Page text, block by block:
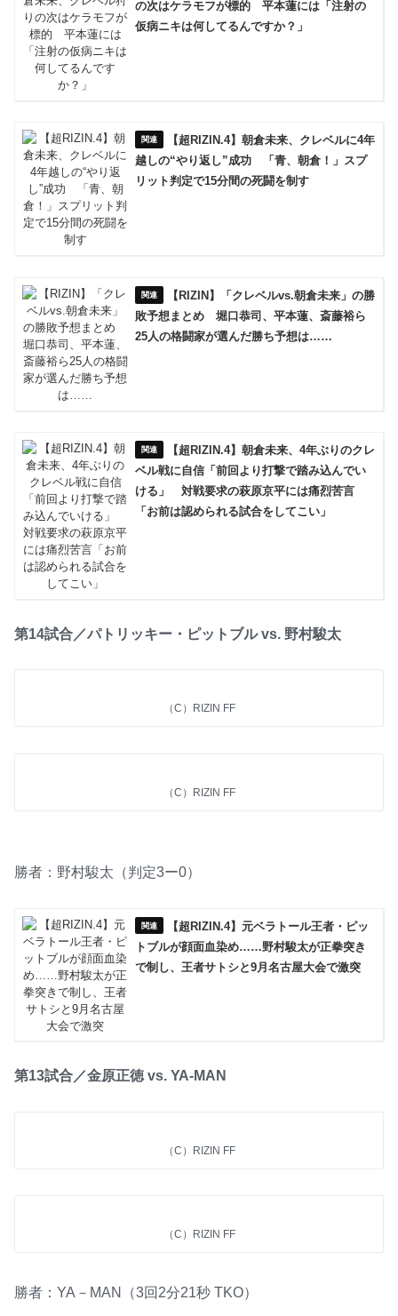
の次はケラモフが標的 平本蓮には「注射の
仮病ニキは何してるんですか？」
【超RIZIN.4】朝倉未来、クレベルに4年
越しの“やり返し”成功 「青、朝倉！」スプ
リット判定で15分間の死闘を制す
【RIZIN】「クレベルvs.朝倉未来」の勝
敗予想まとめ 堀口恭司、平本蓮、斎藤裕ら
25人の格闘家が選んだ勝ち予想は……
【超RIZIN.4】朝倉未来、4年ぶりのクレ
ベル戦に自信「前回より打撃で踏み込んでい
ける」 対戦要求の萩原京平には痛烈苦言
「お前は認められる試合をしてこい」
第14試合／パトリッキー・ピットブル vs. 野村駿太
（C）RIZIN FF
（C）RIZIN FF
勝者：野村駿太（判定3ー0）
【超RIZIN.4】元ベラトール王者・ピッ
トブルが顔面血染め……野村駿太が正拳突き
で制し、王者サトシと9月名古屋大会で激突
第13試合／金原正徳 vs. YA-MAN
（C）RIZIN FF
（C）RIZIN FF
勝者：YA－MAN（3回2分21秒 TKO）